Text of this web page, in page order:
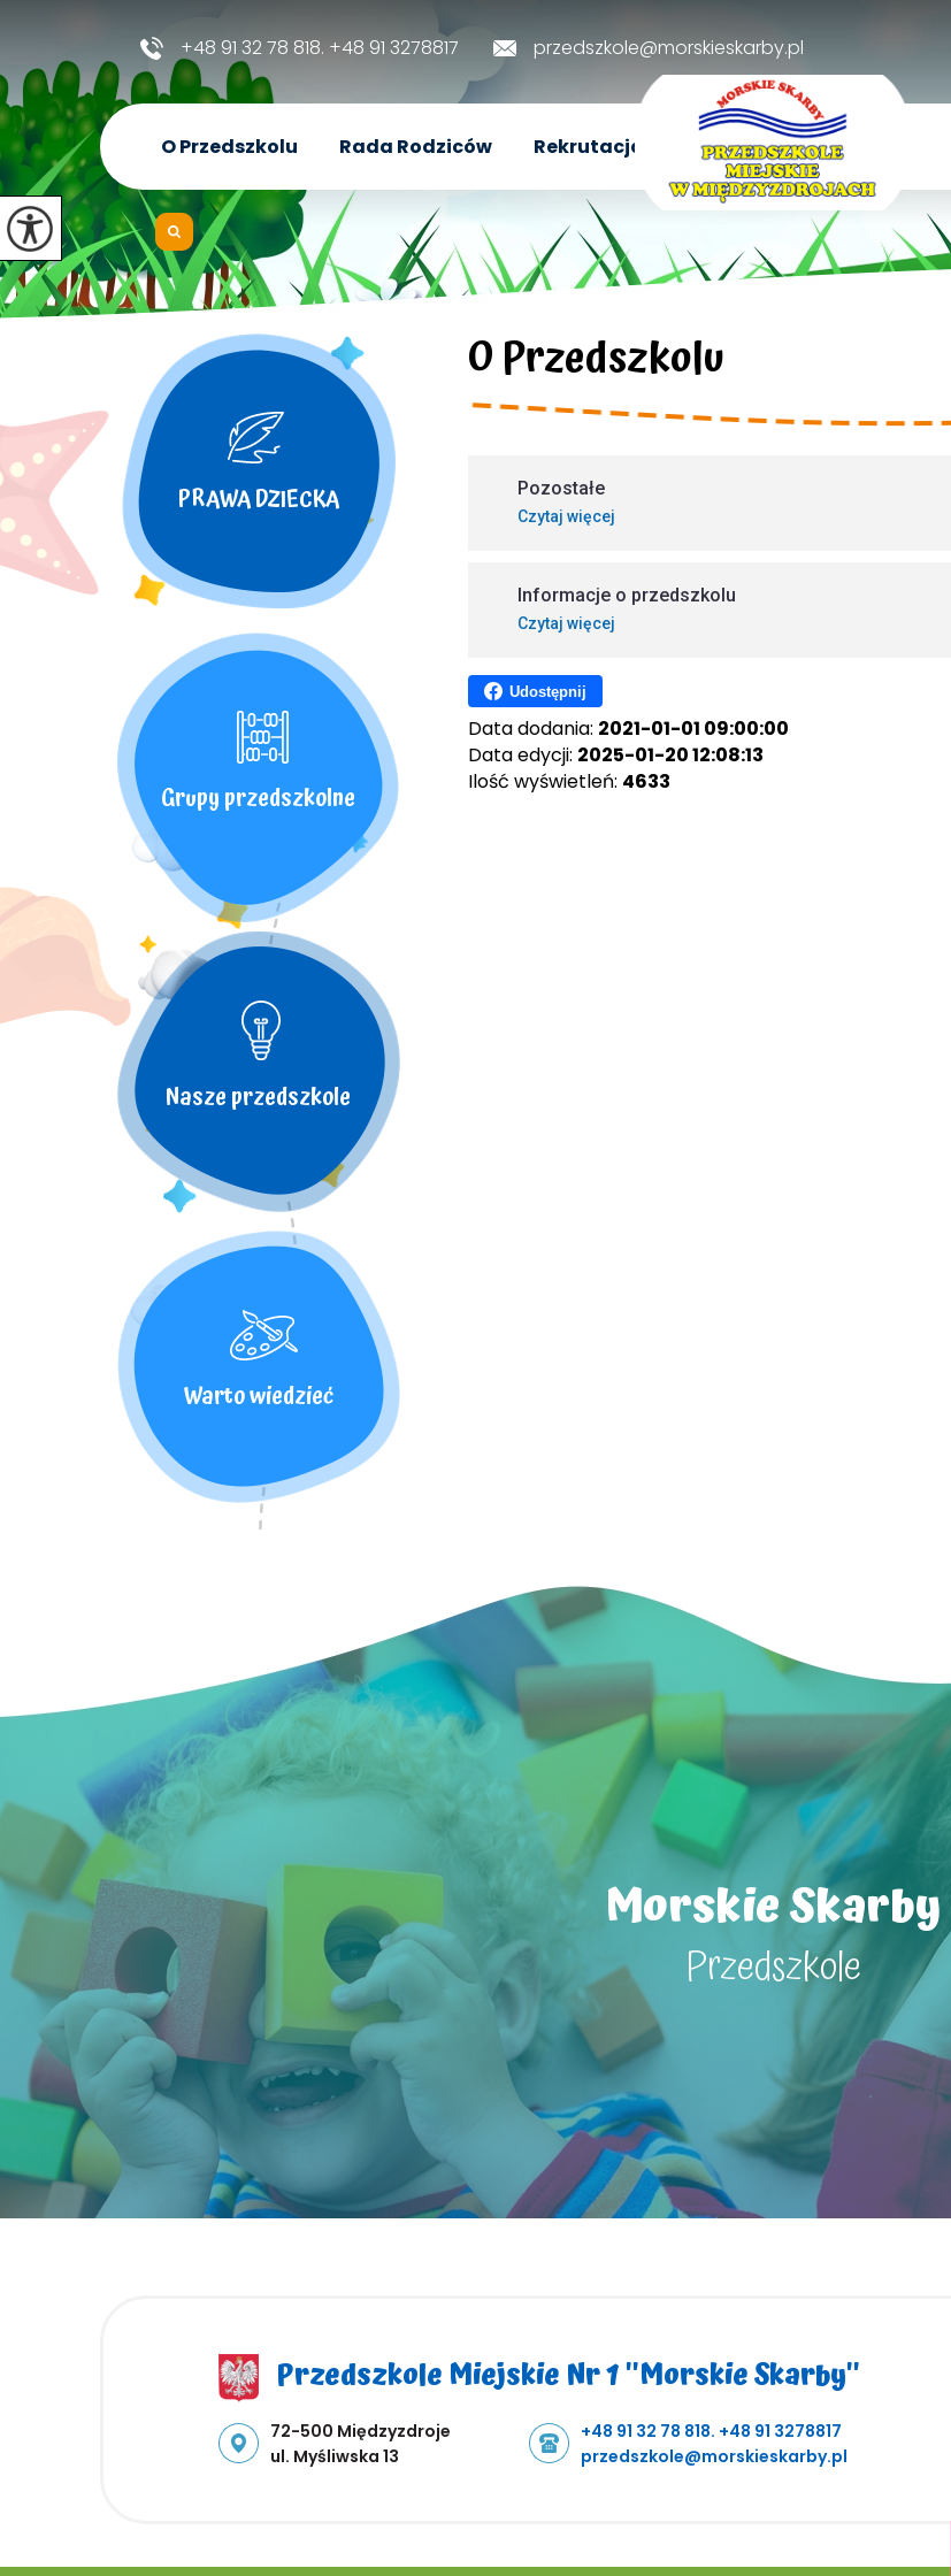
przedszkole@morskieskarby.pl
+48 91 32 78 818. +48 91 3278817
O Przedszkolu Rada Rodziców Rekrutacja
O Przedszkolu
Pozostałe
Czytaj więcej
Informacje o przedszkolu
Czytaj więcej
Udostępnij
Data dodania: 2021-01-01 09:00:00
Data edycji: 2025-01-20 12:08:13
Ilość wyświetleń: 4633
PRAWA DZIECKA
Grupy przedszkolne
Nasze przedszkole
Warto wiedzieć
Morskie Skarby
Przedszkole
Przedszkole Miejskie Nr 1 ''Morskie Skarby''
Adres pocztowy:
72-500 Międzyzdroje
ul. Myśliwska 13
+48 91 32 78 818. +48 91 3278817
przedszkole@morskieskarby.pl